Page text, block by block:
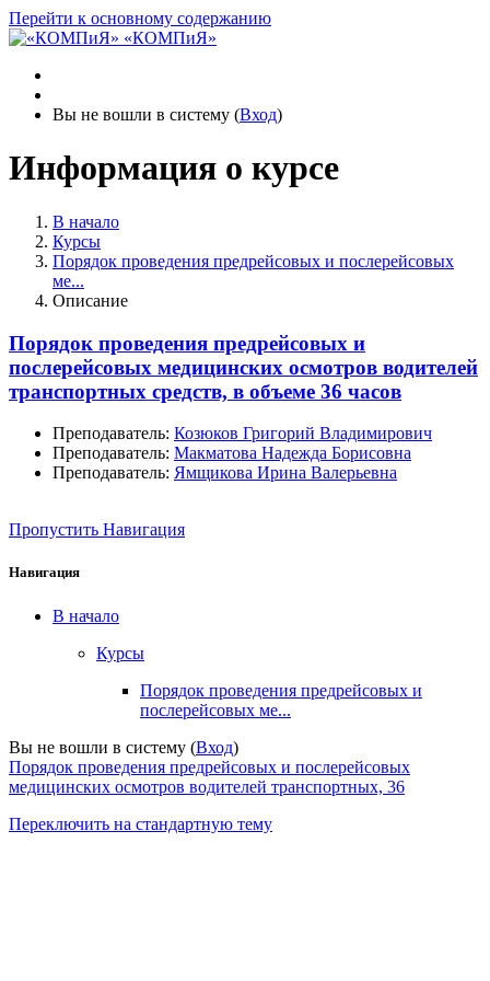
Перейти к основному содержанию
«КОМПиЯ»
Вы не вошли в систему (Вход)
Информация о курсе
В начало
Курсы
Порядок проведения предрейсовых и послерейсовых
ме...
Описание
Порядок проведения предрейсовых и
послерейсовых медицинских осмотров водителей
транспортных средств, в объеме 36 часов
Преподаватель: Козюков Григорий Владимирович
Преподаватель: Макматова Надежда Борисовна
Преподаватель: Ямщикова Ирина Валерьевна
Пропустить Навигация
Навигация
В начало
Курсы
Порядок проведения предрейсовых и
послерейсовых ме...
Вы не вошли в систему (Вход)
Порядок проведения предрейсовых и послерейсовых
медицинских осмотров водителей транспортных, 36
Переключить на стандартную тему